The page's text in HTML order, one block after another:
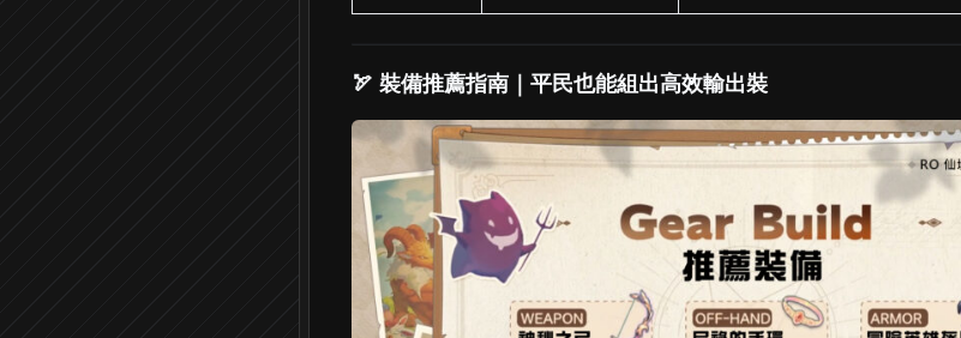
🏹 裝備推薦指南｜平民也能組出高效輸出裝